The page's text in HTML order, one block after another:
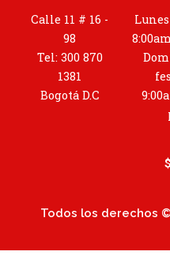
Calle 11 # 16 -
98
Tel: 300 870
1381
Bogotá D.C
$
Todos los derechos ©